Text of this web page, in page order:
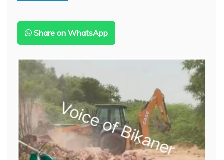
की
व्यवस्थाओं
सवाल,
का
कथित
ऑडियो
चर्चा
में
Share on WhatsApp